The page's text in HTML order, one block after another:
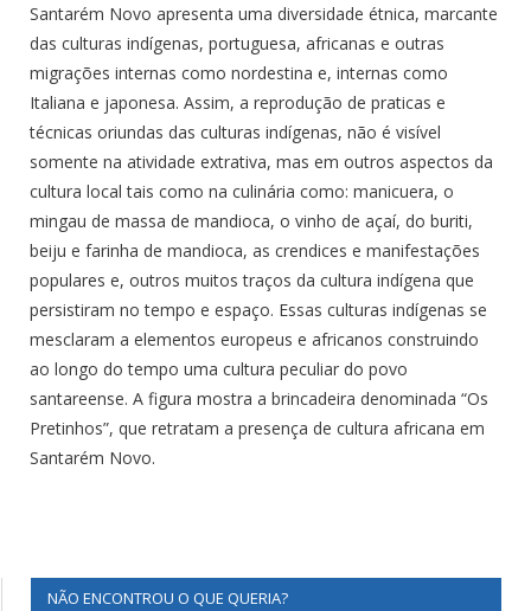
Santarém Novo apresenta uma diversidade étnica, marcante
das culturas indígenas, portuguesa, africanas e outras
migrações internas como nordestina e, internas como
Italiana e japonesa. Assim, a reprodução de praticas e
técnicas oriundas das culturas indígenas, não é visível
somente na atividade extrativa, mas em outros aspectos da
cultura local tais como na culinária como: manicuera, o
mingau de massa de mandioca, o vinho de açaí, do buriti,
beiju e farinha de mandioca, as crendices e manifestações
populares e, outros muitos traços da cultura indígena que
persistiram no tempo e espaço. Essas culturas indígenas se
mesclaram a elementos europeus e africanos construindo
ao longo do tempo uma cultura peculiar do povo
santareense. A figura mostra a brincadeira denominada “Os
Pretinhos”, que retratam a presença de cultura africana em
Santarém Novo.
NÃO ENCONTROU O QUE QUERIA?